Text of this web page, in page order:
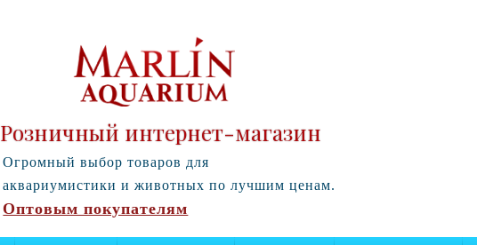
Розничный интернет-магазин
Огромный выбор товаров для
аквариумистики и животных по лучшим ценам.
Оптовым покупателям